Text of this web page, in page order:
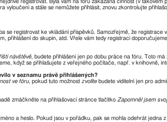
registrovat. Byla vám na fóru zakázána činnost (v
vyloučeni a stále se nemůžete přihlásit, znovu zkontrolujte
se registrovat ke vkládání příspěvků. Samozřejmě, že
přihlášení do skupin, atd. Vřele vám tedy registraci
návštěvě, budete přihlášeni jen po dobu práce na fóru. Toto
když se přihlašujete z veřejného počítače, např. v knihovně,
v seznamu právě přihlášených?
ve fóru, pokud tuto možnost zvolítebudete viditelní jen pro
zmáčkněte na přihlašovací stránce tlačítko Zapomněl jsem
a heslo. Pokud jsou v pořádku, pak se mohla odehrát